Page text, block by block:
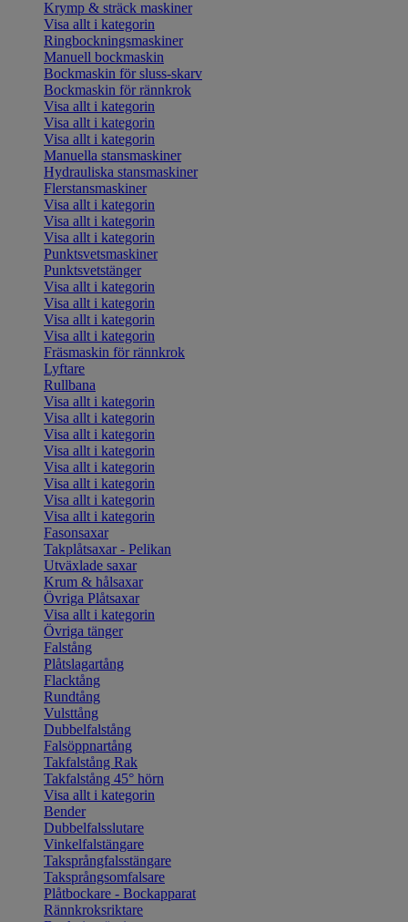
Krymp & sträck maskiner
Visa allt i kategorin
Ringbockningsmaskiner
Manuell bockmaskin
Bockmaskin för sluss-skarv
Bockmaskin för rännkrok
Visa allt i kategorin
Visa allt i kategorin
Visa allt i kategorin
Manuella stansmaskiner
Hydrauliska stansmaskiner
Flerstansmaskiner
Visa allt i kategorin
Visa allt i kategorin
Visa allt i kategorin
Punktsvetsmaskiner
Punktsvetstänger
Visa allt i kategorin
Visa allt i kategorin
Visa allt i kategorin
Visa allt i kategorin
Fräsmaskin för rännkrok
Lyftare
Rullbana
Visa allt i kategorin
Visa allt i kategorin
Visa allt i kategorin
Visa allt i kategorin
Visa allt i kategorin
Visa allt i kategorin
Visa allt i kategorin
Visa allt i kategorin
Fasonsaxar
Takplåtsaxar - Pelikan
Utväxlade saxar
Krum & hålsaxar
Övriga Plåtsaxar
Visa allt i kategorin
Övriga tänger
Falstång
Plåtslagartång
Flacktång
Rundtång
Vulsttång
Dubbelfalstång
Falsöppnartång
Takfalstång Rak
Takfalstång 45° hörn
Visa allt i kategorin
Bender
Dubbelfalsslutare
Vinkelfalstängare
Taksprångfalsstängare
Taksprångsomfalsare
Plåtbockare - Bockapparat
Rännkroksriktare